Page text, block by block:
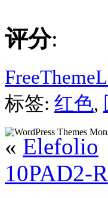
评分:
标签: 红色,
« Elefolio
10PAD2-